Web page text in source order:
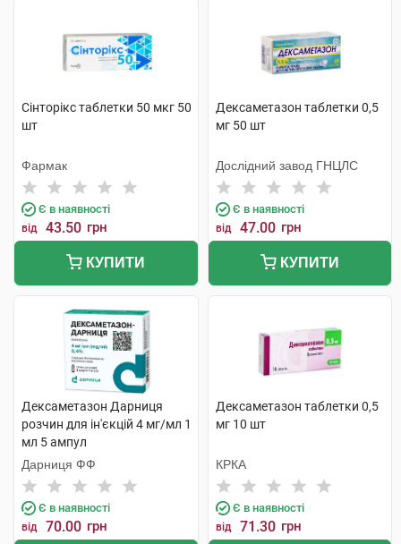
Сінторікс таблетки 50 мкг 50
шт
Фармак
Є в наявності
від 43.50 грн
КУПИТИ
Дексаметазон таблетки 0,5
мг 50 шт
Дослідний завод ГНЦЛС
Є в наявності
від 47.00 грн
КУПИТИ
Дексаметазон Дарниця
розчин для ін'єкцій 4 мг/мл 1
мл 5 ампул
Дарниця ФФ
Є в наявності
від 70.00 грн
Дексаметазон таблетки 0,5
мг 10 шт
КРКА
Є в наявності
від 71.30 грн